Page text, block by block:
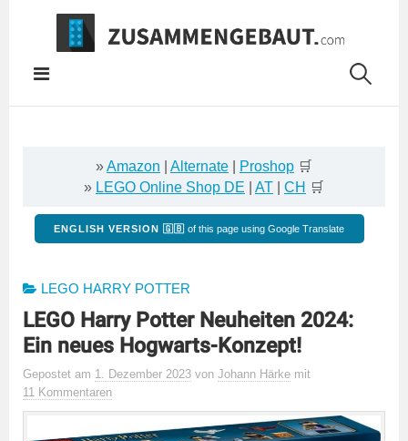
Springe
Inhalt
»Amazon Alternate Proshop 🛒
» LEGO Online Shop DE AT CH 🛒
ENGLISH VERSION 🇬🇧 of this page using Google Translate
LEGO HARRY POTTER
LEGO Harry Potter Neuheiten 2024:
Ein neues Hogwarts-Konzept!
Gepostet am 1. Dezember 2023 von Johann Härke mit
11 Kommentaren